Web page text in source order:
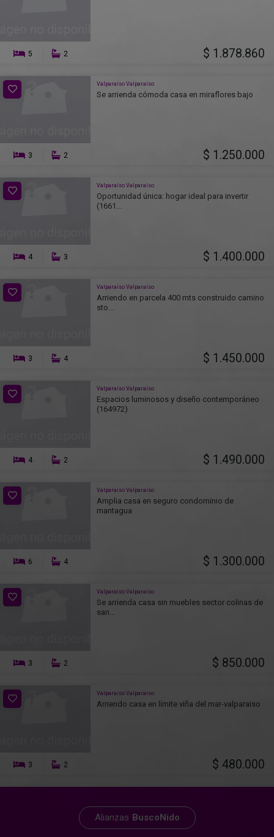
5 2 $ 1.878.860
Valparaíso Valparaíso
Se arrienda cómoda casa en miraflores bajo
3 2 $ 1.250.000
Valparaíso Valparaíso
Oportunidad única: hogar ideal para invertir
(1661...
4 3 $ 1.400.000
Valparaíso Valparaíso
Arriendo en parcela 400 mts construido camino
sto...
3 4 $ 1.450.000
Valparaíso Valparaíso
Espacios luminosos y diseño contemporáneo
(164972)
4 2 $ 1.490.000
Valparaíso Valparaíso
Amplia casa en seguro condominio de
mantagua
6 4 $ 1.300.000
Valparaíso Valparaíso
Se arrienda casa sin muebles sector colinas de
san...
3 2 $ 850.000
Valparaíso Valparaíso
Arriendo casa en límite viña del mar-valparaiso
3 2 $ 480.000
Alianzas BuscoNido